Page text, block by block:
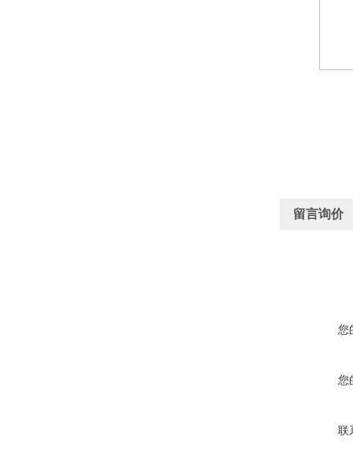
留言询价
您
您
联